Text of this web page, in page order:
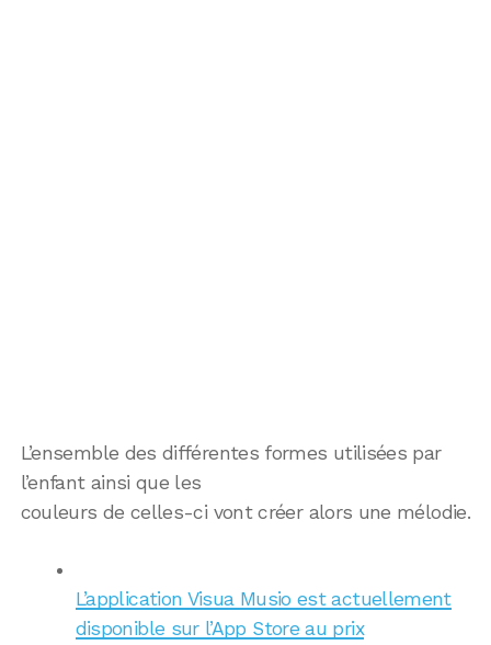
L’ensemble des différentes formes utilisées par
l’enfant ainsi que les
couleurs de celles-ci vont créer alors une mélodie.
L’application Visua Musio est actuellement
disponible sur l’App Store au prix